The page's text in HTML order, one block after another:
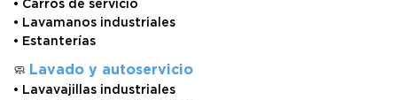
• Carros de servicio
• Lavamanos industriales
• Estanterías
🧼 Lavado y autoservicio
• Lavavajillas industriales